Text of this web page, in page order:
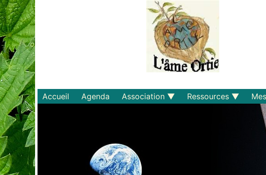
Accueil
Agenda
Association
Documents
Plaquette
Ressources